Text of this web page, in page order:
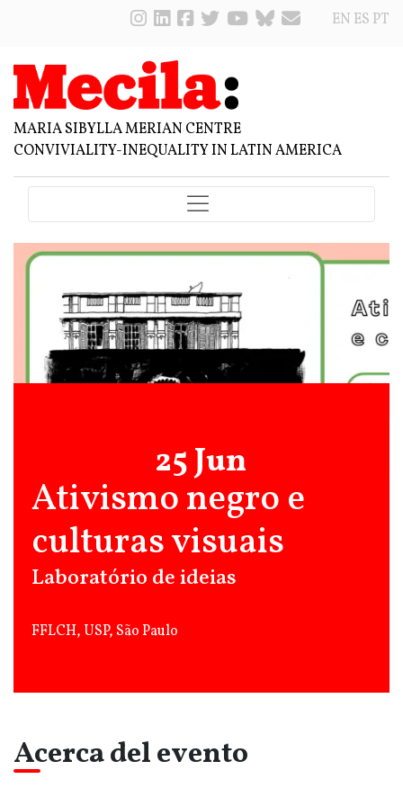
EN ES PT
MARIA SIBYLLA MERIAN CENTRE
CONVIVIALITY-INEQUALITY IN LATIN AMERICA
25 Jun
Ativismo negro e
culturas visuais
Laboratório de ideias
FFLCH, USP, São Paulo
Acerca del evento